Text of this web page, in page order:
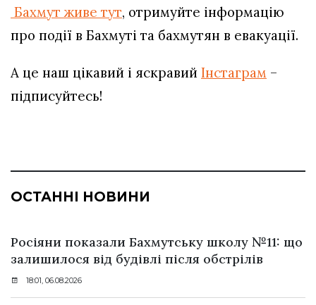
Бахмут живе тут, отримуйте інформацію
про події в Бахмуті та бахмутян в евакуації.
А це наш цікавий і яскравий Інстаграм –
підписуйтесь!
ОСТАННІ НОВИНИ
Росіяни показали Бахмутську школу №11: що
залишилося від будівлі після обстрілів
18:01, 06.08.2026